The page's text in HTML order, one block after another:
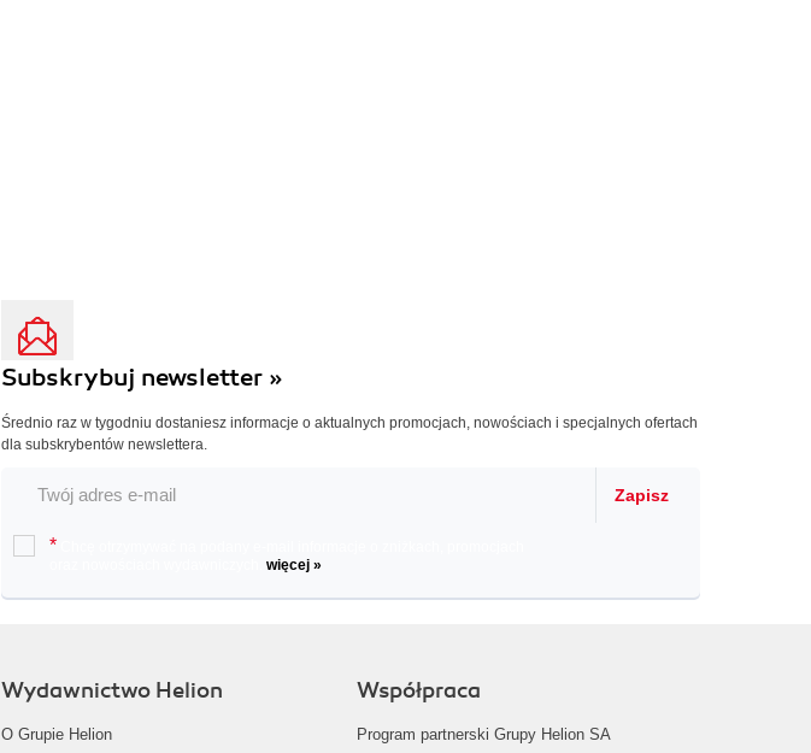
Subskrybuj newsletter »
Średnio raz w tygodniu dostaniesz informacje o aktualnych promocjach, nowościach i specjalnych ofertach
dla subskrybentów newslettera.
Zapisz
*
więcej »
Wydawnictwo Helion
O Grupie Helion
Współpraca
Program partnerski Grupy Helion SA